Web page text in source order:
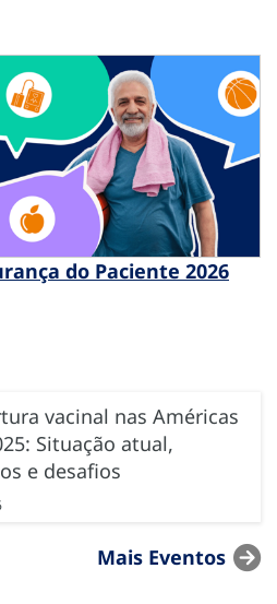
do Paciente 2026
vacinal nas Américas
Situação atual,
e desafios
Mais Eventos